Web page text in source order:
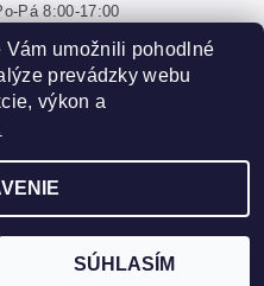
Pá 8:00-17:00
Shoptet
je prodávající povinen
je povinen zaevidovat
Vám umožnili pohodlné
prevádzky webu
výkon a
SÚHLASÍM